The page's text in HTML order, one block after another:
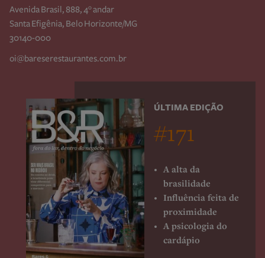
Avenida Brasil, 888, 4° andar
Santa Efigênia, Belo Horizonte/MG
30140-000
oi@bareserestaurantes.com.br
ÚLTIMA EDIÇÃO
#171
A alta da
brasilidade
Influência feita de
proximidade
A psicologia do
cardápio